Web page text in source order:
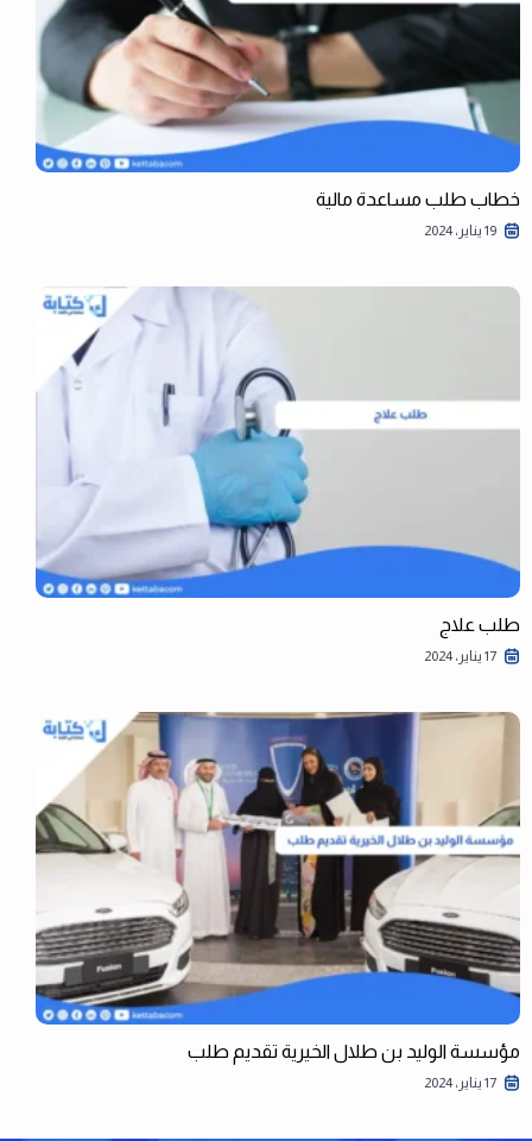
خطاب طلب مساعدة مالية
19 يناير، 2024
طلب علاج
17 يناير، 2024
مؤسسة الوليد بن طلال الخيرية تقديم طلب
17 يناير، 2024